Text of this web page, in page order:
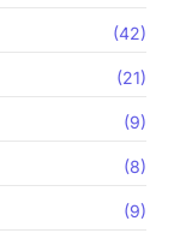
(42)
(21)
(9)
(8)
(9)